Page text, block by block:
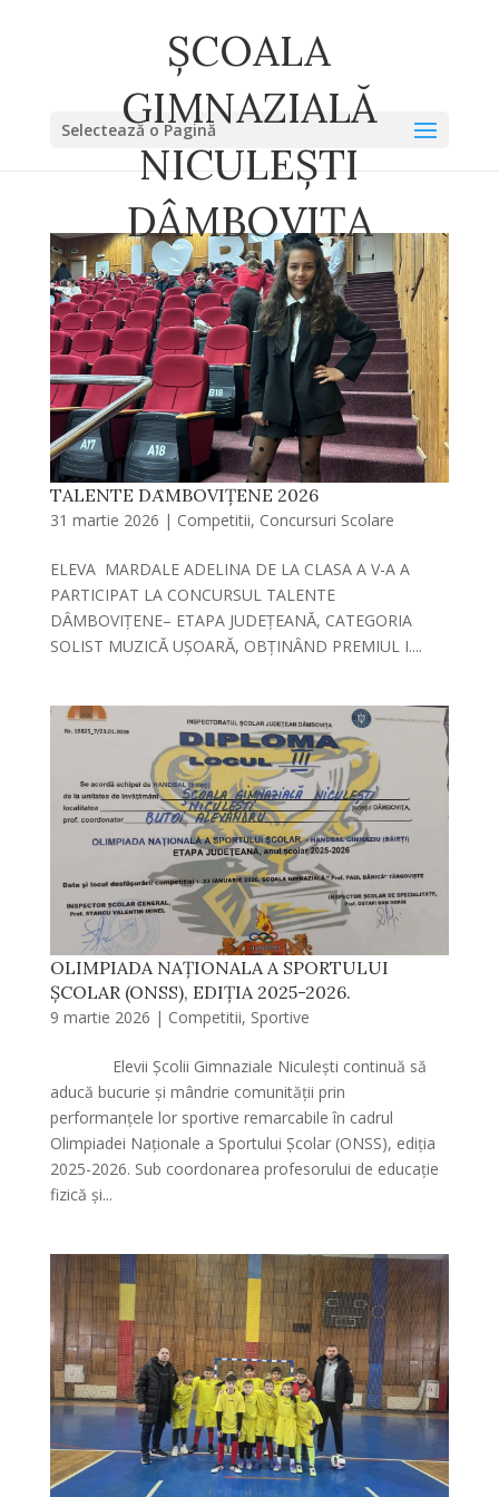
ȘCOALA
GIMNAZIALĂ
NICULEȘTI
DÂMBOVIȚA
Selectează o Pagină
TALENTE DȂMBOVIȚENE 2026
31 martie 2026 | Competitii, Concursuri Scolare
ELEVA MARDALE ADELINA DE LA CLASA A V-A A
PARTICIPAT LA CONCURSUL TALENTE
DȂMBOVIȚENE– ETAPA JUDEȚEANǍ, CATEGORIA
SOLIST MUZICǍ UȘOARǍ, OBȚINȂND PREMIUL I....
OLIMPIADA NAȚIONALA A SPORTULUI
ȘCOLAR (ONSS), EDIȚIA 2025-2026.
9 martie 2026 | Competitii, Sportive
Elevii Școlii Gimnaziale Niculești continuă să
aducă bucurie și mândrie comunității prin
performanțele lor sportive remarcabile în cadrul
Olimpiadei Naționale a Sportului Școlar (ONSS), ediția
2025-2026. Sub coordonarea profesorului de educație
fizică și...